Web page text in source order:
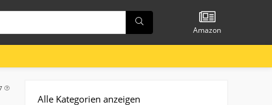
Amazon
Alle Kategorien anzeigen